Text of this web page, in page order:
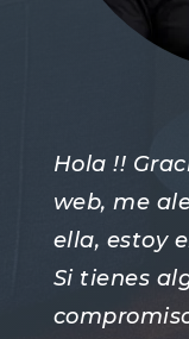
Hola !!
web, me
ella, estoy
Si tienes